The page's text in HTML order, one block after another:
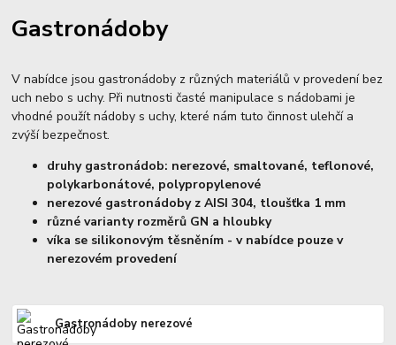
Gastronádoby
V nabídce jsou gastronádoby z různých materiálů v provedení bez
uch nebo s uchy. Při nutnosti časté manipulace s nádobami je
vhodné použít nádoby s uchy, které nám tuto činnost ulehčí a
zvýší bezpečnost.
druhy gastronádob: nerezové, smaltované, teflonové,
polykarbonátové, polypropylenové
nerezové gastronádoby z AISI 304, tloušťka 1 mm
různé varianty rozměrů GN a hloubky
víka se silikonovým těsněním - v nabídce pouze v
nerezovém provedení
Gastronádoby nerezové